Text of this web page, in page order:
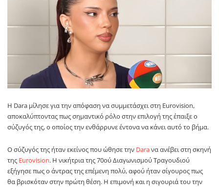
Η Dara μίλησε για την απόφαση να συμμετάσχει στη Eurovision,
αποκαλύπτοντας πως σημαντικό ρόλο στην επιλογή της έπαιξε ο
σύζυγός της, ο οποίος την ενθάρρυνε έντονα να κάνει αυτό το βήμα.
Ο σύζυγός της ήταν εκείνος που ώθησε την Daraνα ανέβει στη σκηνή
της Eurovision. Η νικήτρια της 70ού Διαγωνισμού Τραγουδιού
εξήγησε πως ο άντρας της επέμενη πολύ, αφού ήταν σίγουρος πως
θα βρισκόταν στην πρώτη θέση. Η επιμονή και η σιγουριά του την